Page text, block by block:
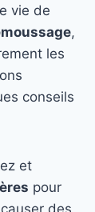
vie de
,
les
conseils
et
pour